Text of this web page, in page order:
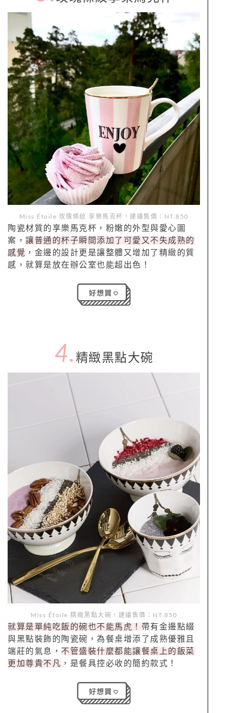
Miss Étoile 玫瑰條紋 享樂馬克杯，建議售價：NT.850
陶瓷材質的享樂馬克杯，粉嫩的外型與愛心圖
案， 讓普通的杯子瞬間添加了可愛又不失成熟的
感覺 ，金邊的設計更是讓整體又增加了精緻的質
感，就算是放在辦公室也能超出色！
4. 精緻黑點大碗
Miss Étoile 精緻黑點大碗，建議售價：NT.850
就算是單純吃飯的碗也不能馬虎！ 帶有金邊點綴
與黑點裝飾的陶瓷碗，為餐桌增添了成熟優雅且
端莊的氣息， 不管盛裝什麼都能讓餐桌上的飯菜
更加尊貴不凡 ，是餐具控必收的簡約款式！